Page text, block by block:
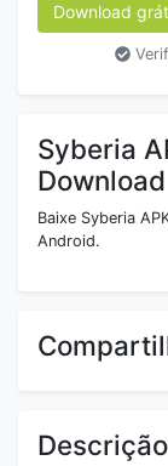
Download
Syberia
Baixe Syberia
Android.
Descrição